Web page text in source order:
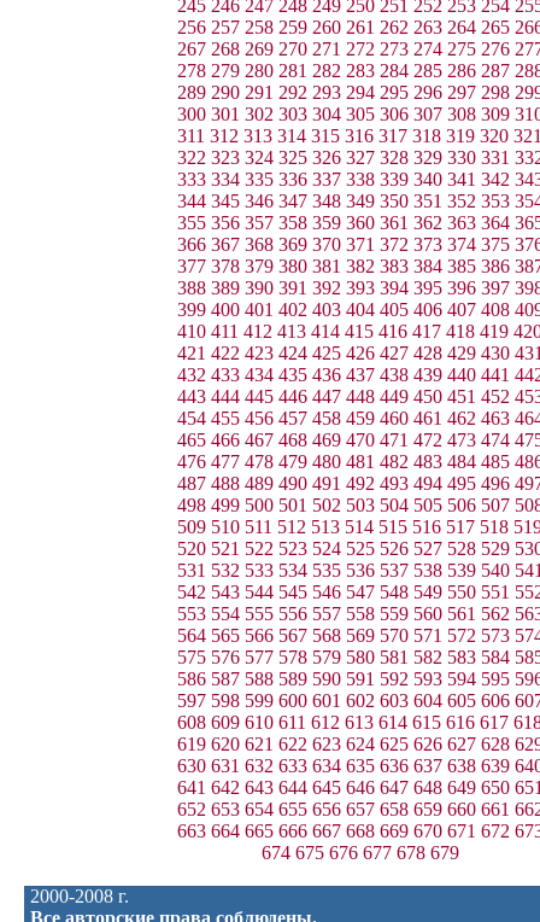
245 246 247 248 249 250 251 252 253 254
256 257 258 259 260 261 262 263 264 265
267 268 269 270 271 272 273 274 275 276
278 279 280 281 282 283 284 285 286 287
289 290 291 292 293 294 295 296 297 298
300 301 302 303 304 305 306 307 308 309
311 312 313 314 315 316 317 318 319 320
322 323 324 325 326 327 328 329 330 331
333 334 335 336 337 338 339 340 341 342
344 345 346 347 348 349 350 351 352 353
355 356 357 358 359 360 361 362 363 364
366 367 368 369 370 371 372 373 374 375
377 378 379 380 381 382 383 384 385 386
388 389 390 391 392 393 394 395 396 397
399 400 401 402 403 404 405 406 407 408
410 411 412 413 414 415 416 417 418 419
421 422 423 424 425 426 427 428 429 430
432 433 434 435 436 437 438 439 440 441
443 444 445 446 447 448 449 450 451 452
454 455 456 457 458 459 460 461 462 463
465 466 467 468 469 470 471 472 473 474
476 477 478 479 480 481 482 483 484 485
487 488 489 490 491 492 493 494 495 496
498 499 500 501 502 503 504 505 506 507
509 510 511 512 513 514 515 516 517 518
520 521 522 523 524 525 526 527 528 529
531 532 533 534 535 536 537 538 539 540
542 543 544 545 546 547 548 549 550 551
553 554 555 556 557 558 559 560 561 562
564 565 566 567 568 569 570 571 572 573
575 576 577 578 579 580 581 582 583 584
586 587 588 589 590 591 592 593 594 595
597 598 599 600 601 602 603 604 605 606
608 609 610 611 612 613 614 615 616 617
619 620 621 622 623 624 625 626 627 628
630 631 632 633 634 635 636 637 638 639
641 642 643 644 645 646 647 648 649 650
652 653 654 655 656 657 658 659 660 661
663 664 665 666 667 668 669 670 671 672
674 675 676 677 678 679
2000-2008 г.
Все авторские права соблюдены.